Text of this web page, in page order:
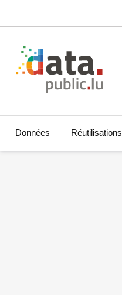
Données Réutilisations